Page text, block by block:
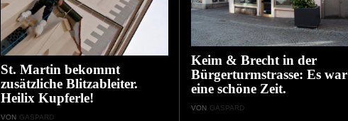
St. Martin bekommt
zusätzliche Blitzableiter.
Heilix Kupferle!
VON GASPARD
Keim & Brecht in der
Bürgerturmstrasse: Es war
eine schöne Zeit.
VON GASPARD